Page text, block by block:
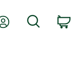
My AccountSearch